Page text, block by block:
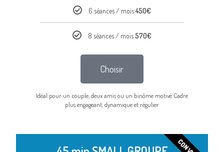
6 séances / mois450€
8 séances / mois570€
Choisir
Idéal pour un couple, deux amis ou un binôme motivé Cadre
plus engageant, dynamique et régulier